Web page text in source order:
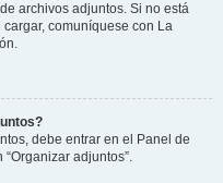
archivos adjuntos. Si no está
comuníquese con La
debe entrar en el Panel de
adjuntos”.